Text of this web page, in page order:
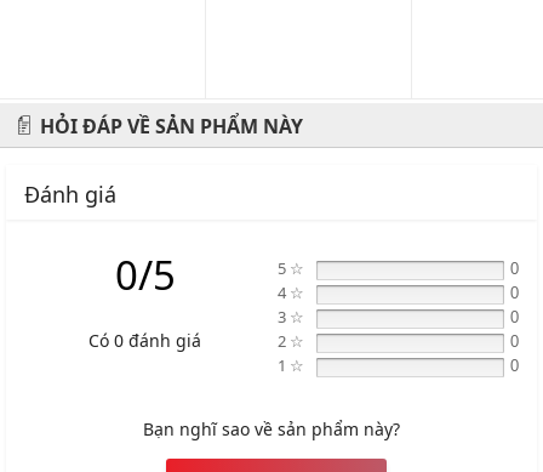
HỎI ĐÁP VỀ SẢN PHẨM NÀY
Đánh giá
0/5
Có 0 đánh giá
5 ☆ 0
4 ☆ 0
3 ☆ 0
2 ☆ 0
1 ☆ 0
Bạn nghĩ sao về sản phẩm này?